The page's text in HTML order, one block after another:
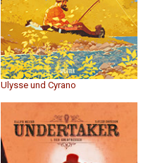
Ulysse und Cyrano